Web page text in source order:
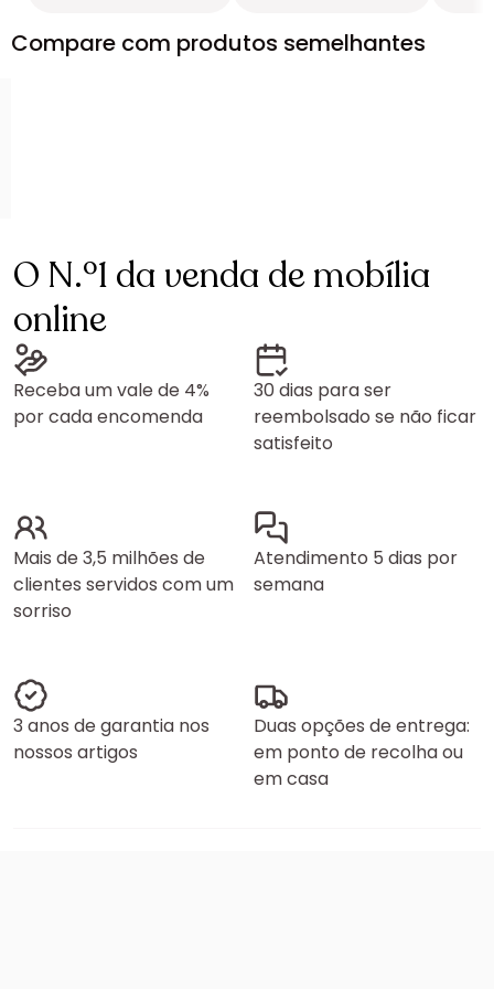
Compare com produtos semelhantes
O N.º1 da venda de mobília
online
Receba um vale de 4%
por cada encomenda
30 dias para ser
reembolsado se não ficar
satisfeito
Mais de 3,5 milhões de
clientes servidos com um
sorriso
Atendimento 5 dias por
semana
3 anos de garantia nos
nossos artigos
Duas opções de entrega:
em ponto de recolha ou
em casa